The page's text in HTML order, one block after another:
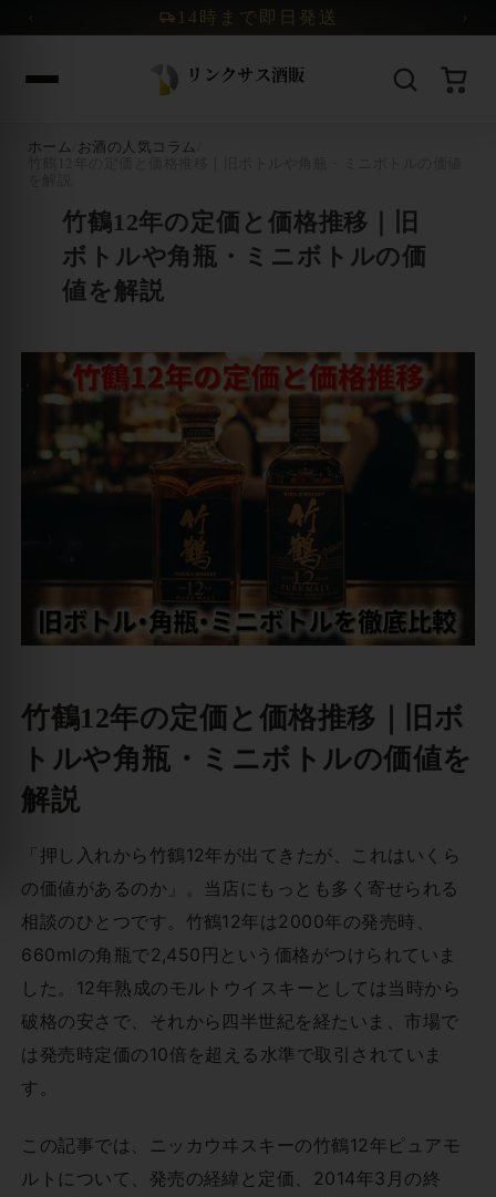
‹ 14時まで即日発送 ›
ホーム お酒の人気コラム
竹鶴12年の定価と価格推移｜旧
ボトルや角瓶・ミニボトルの価
値を解説
竹鶴12年の定価と価格推移｜旧ボ
トルや角瓶・ミニボトルの価値を
解説
「押し入れから竹鶴12年が出てきたが、これはいくら
の価値があるのか」。当店にもっとも多く寄せられる
相談のひとつです。竹鶴12年は2000年の発売時、
660mlの角瓶で2,450円という価格がつけられていま
した。12年熟成のモルトウイスキーとしては当時から
破格の安さで、それから四半世紀を経たいま、市場で
は発売時定価の10倍を超える水準で取引されていま
す。
この記事では、ニッカウヰスキーの竹鶴12年ピュアモ
ルトについて、発売の経緯と定価、2014年3月の終